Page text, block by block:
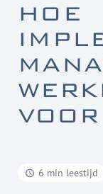
HOE
6 min leestijd